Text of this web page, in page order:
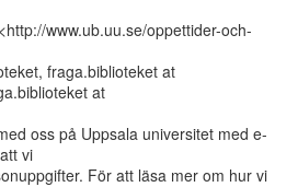
www.ub.uu.se/oppettider-och-
fraga.biblioteket at
at
oss på Uppsala universitet med e-
vi
För att läsa mer om hur vi